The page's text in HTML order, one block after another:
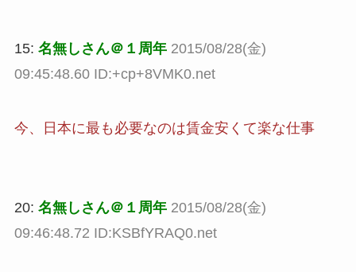
15: 名無しさん＠１周年 2015/08/28(金)
09:45:48.60 ID:+cp+8VMK0.net
今、日本に最も必要なのは賃金安くて楽な仕事
20: 名無しさん＠１周年 2015/08/28(金)
09:46:48.72 ID:KSBfYRAQ0.net